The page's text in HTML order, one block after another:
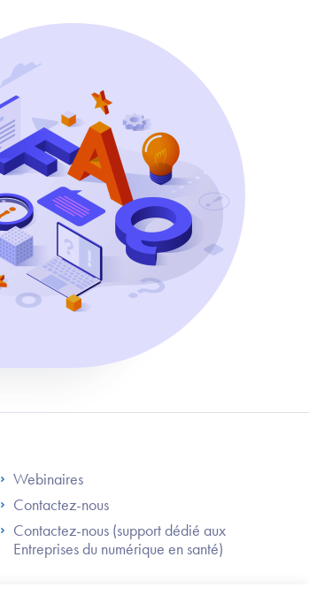
Footer Right ANS
Webinaires
Contactez-nous
Contactez-nous (support dédié aux
Entreprises du numérique en santé)